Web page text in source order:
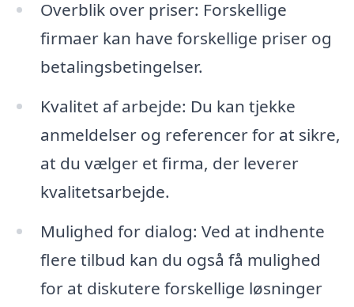
Overblik over priser: Forskellige
firmaer kan have forskellige priser og
betalingsbetingelser.
Kvalitet af arbejde: Du kan tjekke
anmeldelser og referencer for at sikre,
at du vælger et firma, der leverer
kvalitetsarbejde.
Mulighed for dialog: Ved at indhente
flere tilbud kan du også få mulighed
for at diskutere forskellige løsninger